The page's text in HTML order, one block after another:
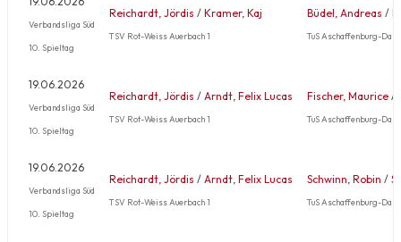
Verbandsliga Süd
10. Spieltag
Reichardt, Jördis / Kramer, Kaj
TSV Rot-Weiss Auerbach 1
Büdel, Andreas /
TuS Aschaffenburg-
19.06.2026
Verbandsliga Süd
10. Spieltag
Reichardt, Jördis / Arndt, Felix Lucas
TSV Rot-Weiss Auerbach 1
Fischer, Maurice /
TuS Aschaffenburg-
19.06.2026
Verbandsliga Süd
10. Spieltag
Reichardt, Jördis / Arndt, Felix Lucas
TSV Rot-Weiss Auerbach 1
Schwinn, Robin /
TuS Aschaffenburg-